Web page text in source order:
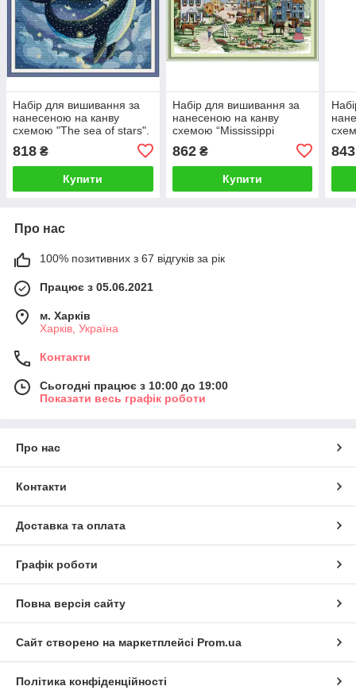
Набір для вишивання за
нанесеною на канву
схемою "The sea of stars".
AIDA 14CT printed, 47*40
см
818 ₴
Купити
Набір для вишивання за
нанесеною на канву
схемою “Mississippi
printed , 49*30 см.
862₴
Купити
843
Про нас
100% позитивних з 67 відгуків за рік
Працює з 05.06.2021
м. Харків
Харків, Україна
Контакти
Сьогодні працює з 10:00 до 19:00
Показати весь графік роботи
Про нас
Контакти
Доставка та оплата
Графік роботи
Повна версія сайту
Сайт створено на маркетплейсі Prom.ua
Політика конфіденційності